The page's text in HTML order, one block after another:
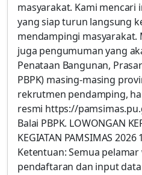
masyarakat. Kami
yang siap turun langsung
mendampingi masyarakat.
juga pengumuman yang
Penataan Bangunan,
PBPK) masing-masing
rekrutmen pendamping,
resmi https://
Balai PBPK. LOWONGAN
KEGIATAN PAMSIMAS
Ketentuan: Semua
pendaftaran dan input